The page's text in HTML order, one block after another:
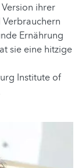
ihrer
Ernährung
sie eine hitzige
Institute of